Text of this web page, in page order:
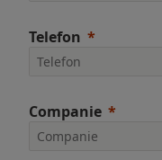
Telefon
Companie